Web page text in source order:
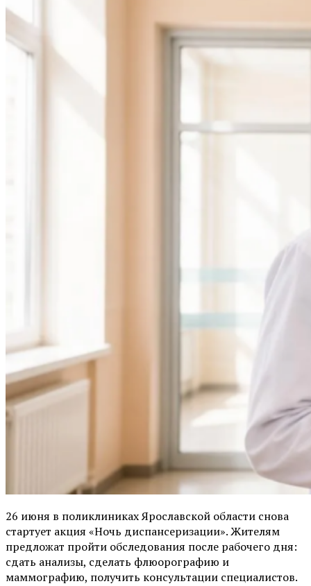
26 июня в поликлиниках Ярославской области снова
стартует акция «Ночь диспансеризации». Жителям
предложат пройти обследования после рабочего дня:
сдать анализы, сделать флюорографию и
маммографию, получить консультации специалистов.